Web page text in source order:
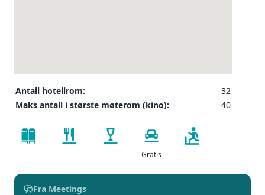
Antall hotellrom:
32
Maks antall i største møterom (kino):
40
Gratis
Fra Meetings